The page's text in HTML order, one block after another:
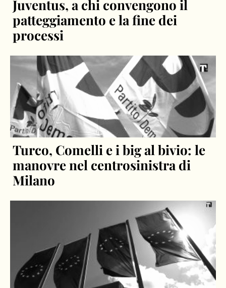
Juventus, a chi convengono il
patteggiamento e la fine dei
processi
Turco, Comelli e i big al bivio: le
manovre nel centrosinistra di
Milano